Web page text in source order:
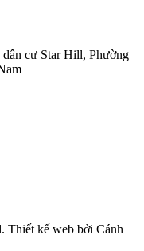
cư Star Hill, Phường
Thiết kế web bởi Cánh